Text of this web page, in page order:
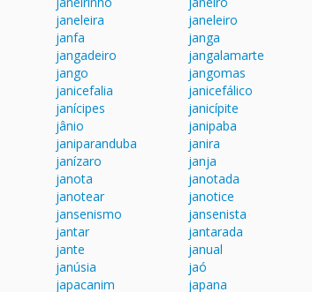
janeleira janeleiro
janfa janga
jangadeiro jangalamarte
jango jangomas
janicefalia janicefálico
janícipes janicípite
jânio janipaba
janiparanduba janira
janízaro janja
janota janotada
janotear janotice
jansenismo jansenista
jantar jantarada
jante janual
janúsia jaó
japacanim japana